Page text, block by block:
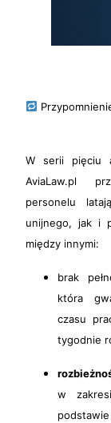
W serii pięciu
AviaLaw.pl
personelu
unijnego, jak i
między innymi:
brak
która
czasu
tygodnie
w
podstawie